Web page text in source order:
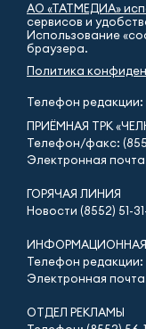
АО «ТАТМЕДИА»
сервисов и
Использование
браузера.
Политика
Телефон редакции:
ПРИЁМНАЯ ТРК
Телефон/факс:
Электронная
ГОРЯЧАЯ ЛИНИЯ
Новости (8552) 51-
Телефон редакции:
Электронная
ОТДЕЛ РЕКЛАМЫ